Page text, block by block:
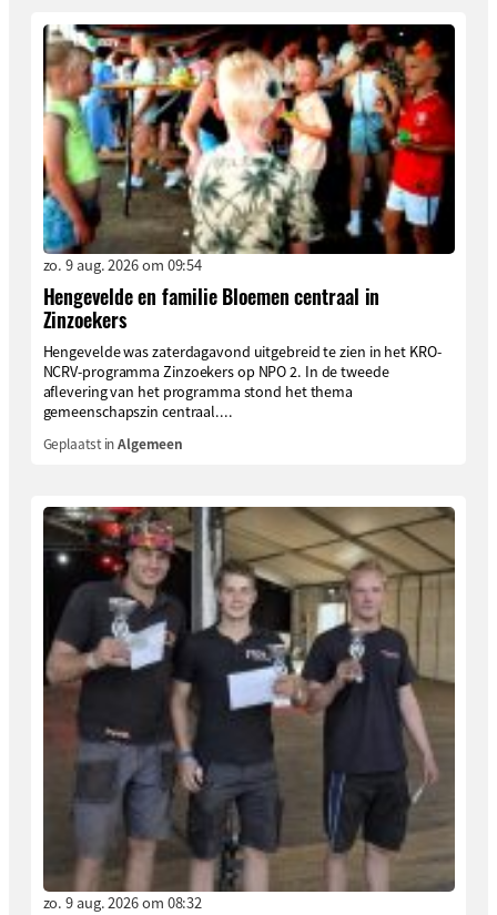
zo. 9 aug. 2026 om 09:54
Hengevelde en familie Bloemen centraal in
Zinzoekers
Hengevelde was zaterdagavond uitgebreid te zien in het KRO-
NCRV-programma Zinzoekers op NPO 2. In de tweede
aflevering van het programma stond het thema
gemeenschapszin centraal....
Geplaatst inAlgemeen
zo. 9 aug. 2026 om 08:32